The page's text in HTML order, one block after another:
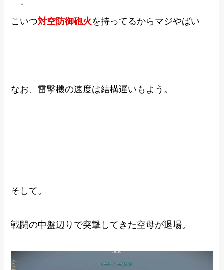
↑
こいつ対空防御砲火 を持ってるからマジやばい
なお、雷撃機の速度は結構遅いもよう。
そして。
戦闘の中盤辺りで突撃してきた空母が退場。